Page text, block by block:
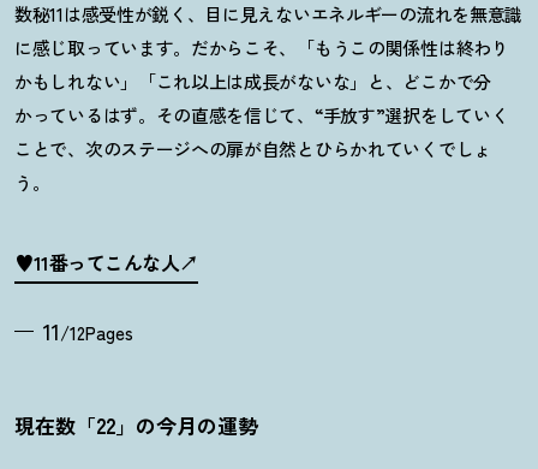
数秘11は感受性が鋭く、目に見えないエネルギーの流れを無意識
に感じ取っています。だからこそ、「もうこの関係性は終わり
かもしれない」「これ以上は成長がないな」と、どこかで分
かっているはず。その直感を信じて、 “手放す”選択をしていく
ことで、次のステージへの扉が自然とひらかれていくでしょ
う。
♥11番ってこんな人
11/12Pages
現在数「22」の今月の運勢